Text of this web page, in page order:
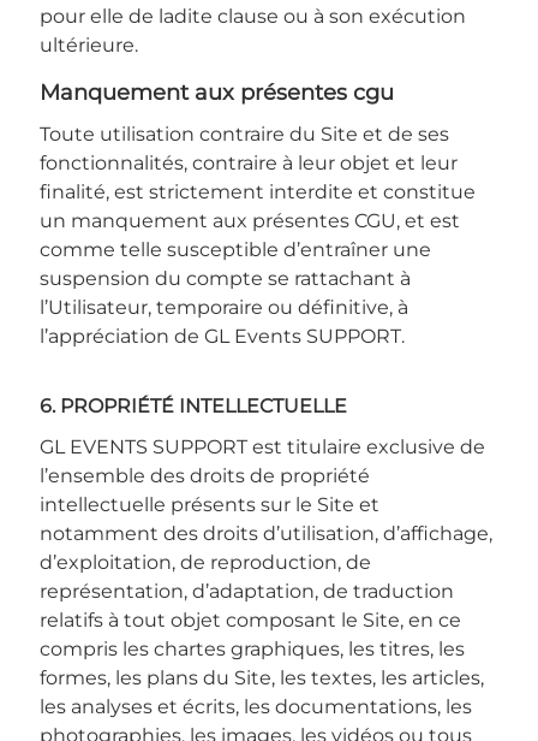
pour elle de ladite clause ou à son exécution
ultérieure.
manquement aux présentes cgu
Toute utilisation contraire du Site et de ses
fonctionnalités, contraire à leur objet et leur
finalité, est strictement interdite et constitue
un manquement aux présentes CGU, et est
comme telle susceptible d’entraîner une
suspension du compte se rattachant à
l’Utilisateur, temporaire ou définitive, à
l’appréciation de GL Events SUPPORT.
6. PROPRIÉTÉ INTELLECTUELLE
GL EVENTS SUPPORT est titulaire exclusive de
l’ensemble des droits de propriété
intellectuelle présents sur le Site et
notamment des droits d’utilisation, d’affichage,
d’exploitation, de reproduction, de
représentation, d’adaptation, de traduction
relatifs à tout objet composant le Site, en ce
compris les chartes graphiques, les titres, les
formes, les plans du Site, les textes, les articles,
les analyses et écrits, les documentations, les
photographies, les images, les vidéos ou tous